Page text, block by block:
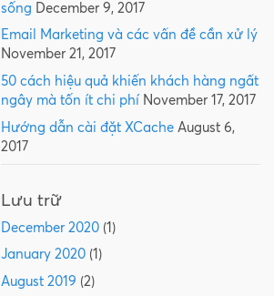
sống December 9, 2017
Email Marketing và các vấn đề cần xử lý
November 21, 2017
50 cách hiệu quả khiến khách hàng ngất
ngây mà tốn ít chi phí November 17, 2017
Hướng dẫn cài đặt XCache August 6,
2017
Lưu trữ
December 2020 (1)
January 2020 (1)
August 2019 (2)